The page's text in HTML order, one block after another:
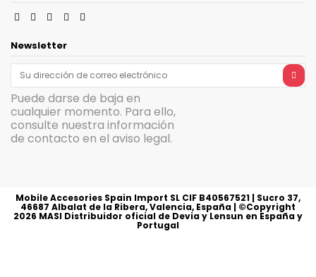
Newsletter
Puede darse de baja en
cualquier momento. Para ello,
consulte nuestra información
de contacto en el aviso legal.
Mobile Accesories Spain Import SL CIF B40567521 | Sucro 37,
46687 Albalat de la Ribera, Valencia, España | ©Copyright
2026 MASI Distribuidor oficial de Devia y Lensun en España y
Portugal